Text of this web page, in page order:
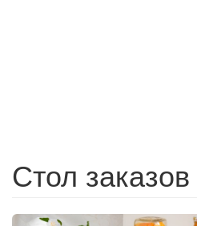
Стол заказов